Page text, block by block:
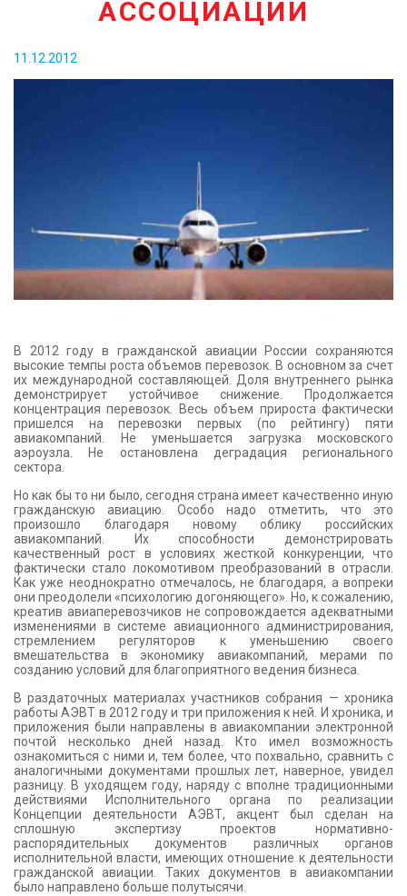
КОНТАКТЫАССОЦИАЦИИ
11.12.2012
В 2012 году в гражданской авиации России сохраняются
высокие темпы роста объемов перевозок. В основном за счет
их международной составляющей. Доля внутреннего рынка
демонстрирует устойчивое снижение. Продолжается
концентрация перевозок. Весь объем прироста фактически
пришелся на перевозки первых (по рейтингу) пяти
авиакомпаний. Не уменьшается загрузка московского
аэроузла. Не остановлена деградация регионального
сектора.
Но как бы то ни было, сегодня страна имеет качественно иную
гражданскую авиацию. Особо надо отметить, что это
произошло благодаря новому облику российских
авиакомпаний. Их способности демонстрировать
качественный рост в условиях жесткой конкуренции, что
фактически стало локомотивом преобразований в отрасли.
Как уже неоднократно отмечалось, не благодаря, а вопреки
они преодолели «психологию догоняющего». Но, к сожалению,
креатив авиаперевозчиков не сопровождается адекватными
изменениями в системе авиационного администрирования,
стремлением регуляторов к уменьшению своего
вмешательства в экономику авиакомпаний, мерами по
созданию условий для благоприятного ведения бизнеса.
В раздаточных материалах участников собрания — хроника
работы АЭВТ в 2012 году и три приложения к ней. И хроника, и
приложения были направлены в авиакомпании электронной
почтой несколько дней назад. Кто имел возможность
ознакомиться с ними и, тем более, что похвально, сравнить с
аналогичными документами прошлых лет, наверное, увидел
разницу. В уходящем году, наряду с вполне традиционными
действиями Исполнительного органа по реализации
Концепции деятельности АЭВТ, акцент был сделан на
сплошную экспертизу проектов нормативно-
распорядительных документов различных органов
исполнительной власти, имеющих отношение к деятельности
гражданской авиации. Таких документов в авиакомпании
было направлено больше полутысячи.